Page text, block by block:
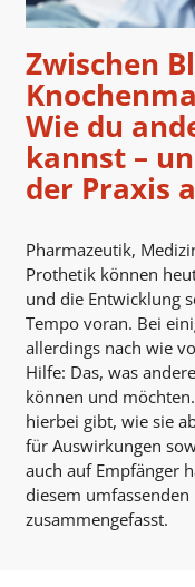
Zwischen
Wie du
kannst –
der Praxis
Pharmazeutik,
Prothetik können
und die Entwicklung
Tempo voran. Bei
allerdings nach wie
Hilfe: Das, was
können und
hierbei gibt, wie sie
für Auswirkungen
auch auf Empfänger
diesem umfassenden
zusammengefasst.